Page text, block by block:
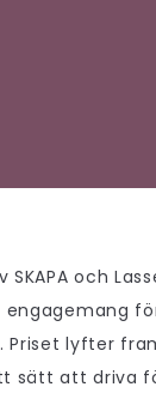
och
lyfter
sätt att driva